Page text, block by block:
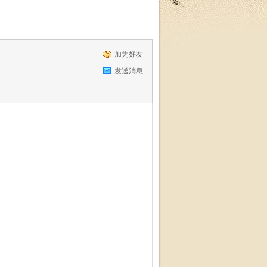
加为好友
发送消息